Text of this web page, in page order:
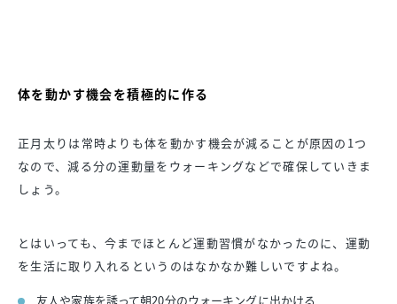
体を動かす機会を積極的に作る
正月太りは常時よりも体を動かす機会が減ることが原因の1つ
なので、減る分の運動量をウォーキングなどで確保していきま
しょう。
とはいっても、今までほとんど運動習慣がなかったのに、運動
を生活に取り入れるというのはなかなか難しいですよね。
友人や家族を誘って朝20分のウォーキングに出かける